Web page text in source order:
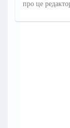
про це